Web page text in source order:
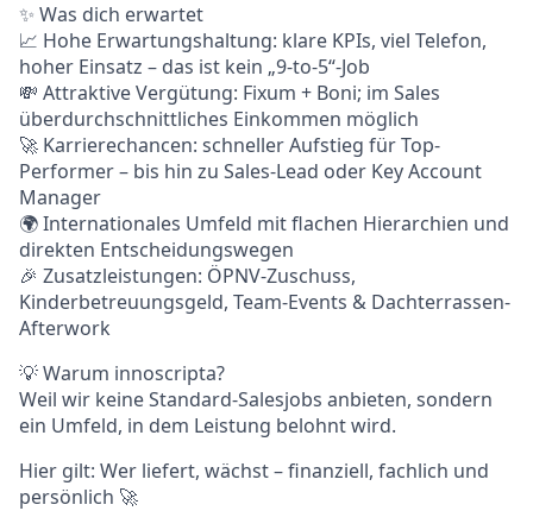
✨ Was dich erwartet
📈 Hohe Erwartungshaltung: klare KPIs, viel Telefon,
hoher Einsatz – das ist kein „9-to-5“-Job
💸 Attraktive Vergütung: Fixum + Boni; im Sales
überdurchschnittliches Einkommen möglich
🚀 Karrierechancen: schneller Aufstieg für Top-
Performer – bis hin zu Sales-Lead oder Key Account
Manager
🌍 Internationales Umfeld mit flachen Hierarchien und
direkten Entscheidungswegen
🎉 Zusatzleistungen: ÖPNV-Zuschuss,
Kinderbetreuungsgeld, Team-Events & Dachterrassen-
Afterwork
💡 Warum innoscripta?
Weil wir keine Standard-Salesjobs anbieten, sondern
ein Umfeld, in dem Leistung belohnt wird.
Hier gilt: Wer liefert, wächst – finanziell, fachlich und
persönlich 🚀